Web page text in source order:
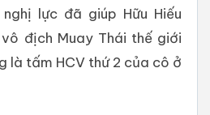
lực đã giúp Hữu Hiếu
địch Muay Thái thế giới
là tấm HCV thứ 2 của cô ở